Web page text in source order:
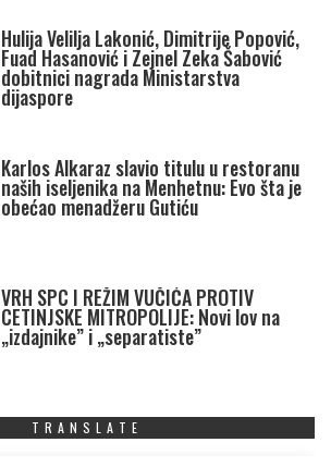
Hulija Velilja Lakonić, Dimitrije Popović,
Fuad Hasanović i Zejnel Zeka Šabović
dobitnici nagrada Ministarstva
dijaspore
Karlos Alkaraz slavio titulu u restoranu
naših iseljenika na Menhetnu: Evo šta je
obećao menadžeru Gutiću
VRH SPC I REŽIM VUČIĆA PROTIV
CETINJSKE MITROPOLIJE: Novi lov na
„izdajnike” i „separatiste”
TRANSLATE